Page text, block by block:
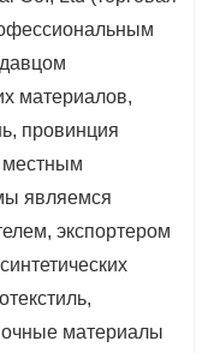
материалов,
провинция
являемся
экспортером
материалы